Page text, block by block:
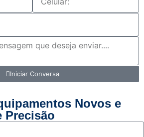
Iniciar Conversa
Novos e
Precisão